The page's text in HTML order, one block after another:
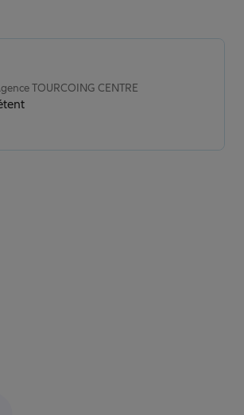
TOURCOING CENTRE